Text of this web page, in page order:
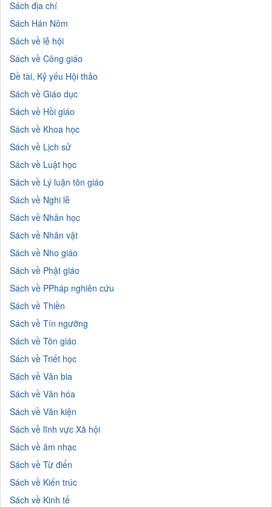
Sách địa chí
Sách Hán Nôm
Sách về lễ hội
Sách về Công giáo
Đề tài, Kỷ yếu Hội thảo
Sách về Giáo dục
Sách về Hồi giáo
Sách về Khoa học
Sách về Lịch sử
Sách về Luật học
Sách về Lý luận tôn giáo
Sách về Nghi lễ
Sách về Nhân học
Sách về Nhân vật
Sách về Nho giáo
Sách về Phật giáo
Sách về PPháp nghiên cứu
Sách về Thiền
Sách về Tín ngưỡng
Sách về Tôn giáo
Sách về Triết học
Sách về Văn bia
Sách về Văn hóa
Sách về Văn kiện
Sách về lĩnh vực Xã hội
Sách về âm nhạc
Sách về Từ điển
Sách về Kiến trúc
Sách về Kinh tế